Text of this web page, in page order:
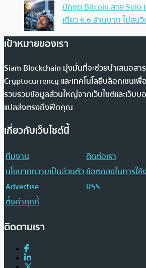
นักขุด Bitcoin สาย
เดียว 6.6 ล้านบาท ไม่สน
เป้าหมายของเรา
Siam Blockchain มุ่งมั่นที่จะช่วยนำเสนอสา
Cryptocurrency และเทคโนโลยีบล็อกเชนเพื่
รวบรวมข้อมูลส่วนใหญ่จากเว็บไซต์และเว็บบ
แปลส่งตรงถึงฟีดคุณ
เกี่ยวกับเว็บไซต์นี้
ทีมงาน
ติดต่อเรา
นโยบายความเป็นส่วนตัวข้อตกลงในการใช้
Advertise
RSS
ตั้งค่าคุกกี้
ติดตามเรา